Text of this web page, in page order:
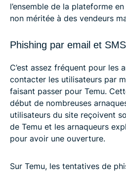
l’ensemble de la plateforme
non méritée à des vendeurs
Phishing par email et SMS
C’est assez fréquent pour les
contacter les utilisateurs par
faisant passer pour Temu.
début de nombreuses
utilisateurs du site reçoivent
de Temu et les arnaqueurs
pour avoir une ouverture.
Sur Temu, les tentatives de